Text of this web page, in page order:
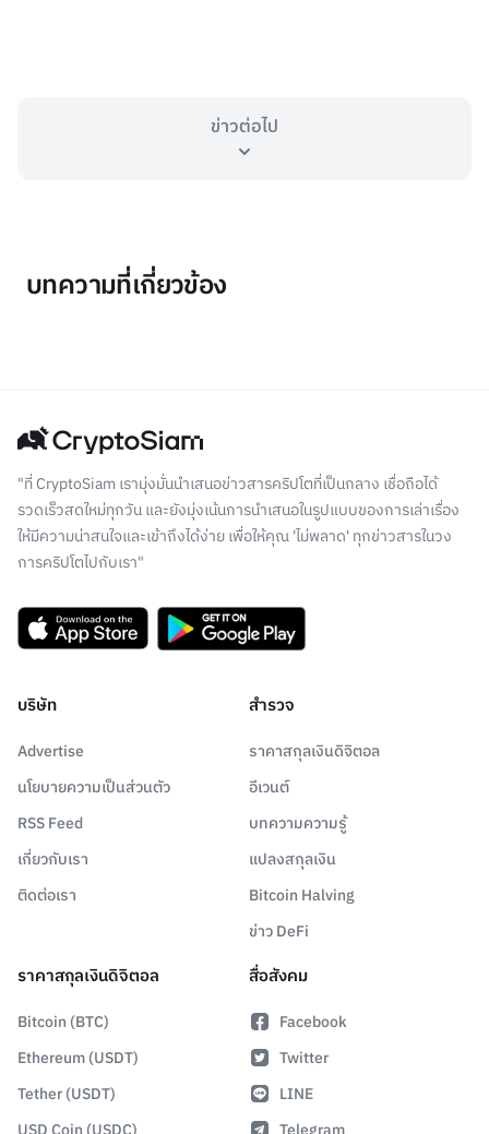
ข่าวต่อไป
บทความที่เกี่ยวข้อง
"ที่ CryptoSiam เรามุ่งมั่นนำเสนอข่าวสารคริปโตที่เป็นกลาง เชื่อถือได้
รวดเร็วสดใหม่ทุกวัน และยังมุ่งเน้นการนำเสนอในรูปแบบของการเล่าเรื่อง
ให้มีความน่าสนใจและเข้าถึงได้ง่าย เพื่อให้คุณ 'ไม่พลาด' ทุกข่าวสารในวง
การคริปโตไปกับเรา"
บริษัท
Advertise
นโยบายความเป็นส่วนตัว
RSS Feed
เกี่ยวกับเรา
ติดต่อเรา
สำรวจ
ราคาสกุลเงินดิจิตอล
อีเวนต์
บทความความรู้
แปลงสกุลเงิน
Bitcoin Halving
ข่าว DeFi
ราคาสกุลเงินดิจิตอล
Bitcoin (BTC)
Ethereum (USDT)
Tether (USDT)
สื่อสังคม
Facebook
Twitter
LINE